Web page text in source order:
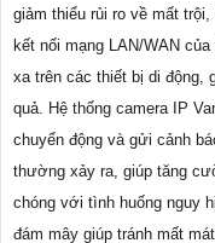
giảm thiểu rủi ro về mất
kết nối mạng LAN/WAN
xa trên các thiết bị di động,
quả. Hệ thống camera IP
chuyển động và gửi cảnh
thường xảy ra, giúp tăng
chóng với tình huống nguy
đám mây giúp tránh mất